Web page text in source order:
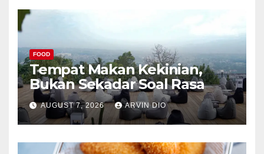
FOOD
Tempat Makan Kekinian,
Bukan Sekadar Soal Rasa
AUGUST 7, 2026 ARVIN DIO